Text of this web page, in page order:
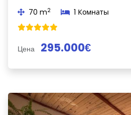
70 m2 1 Комнаты
Цена 295.000€